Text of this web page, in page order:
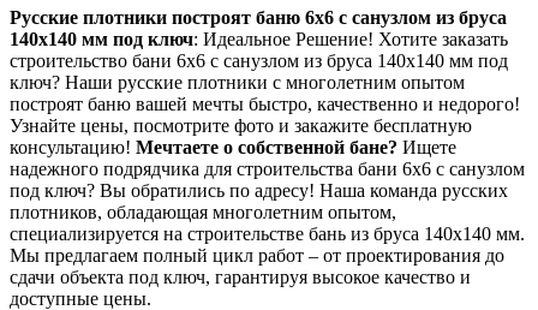
Русские плотники построят баню 6х6 с санузлом из бруса
140х140 мм под ключ: Идеальное Решение! Хотите заказать
строительство бани 6х6 с санузлом из бруса 140х140 мм под
ключ? Наши русские плотники с многолетним опытом
построят баню вашей мечты быстро, качественно и недорого!
Узнайте цены, посмотрите фото и закажите бесплатную
консультацию! Мечтаете о собственной бане? Ищете
надежного подрядчика для строительства бани 6х6 с санузлом
под ключ? Вы обратились по адресу! Наша команда русских
плотников, обладающая многолетним опытом,
специализируется на строительстве бань из бруса 140х140 мм.
Мы предлагаем полный цикл работ – от проектирования до
сдачи объекта под ключ, гарантируя высокое качество и
доступные цены.